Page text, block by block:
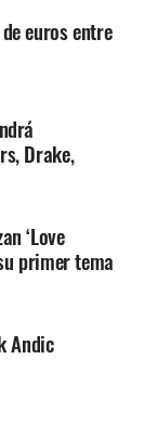
euros entre
Drake,
‘Love
primer tema
Andic